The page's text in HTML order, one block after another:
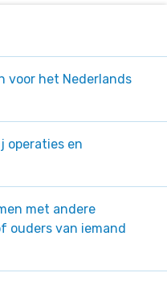
voor het Nederlands
operaties en
met andere
ouders van iemand